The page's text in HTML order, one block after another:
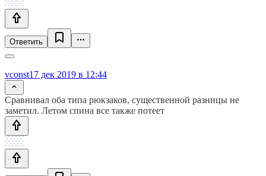
Ответить
vconst17 дек 2019 в 12:44
Сравнивал оба типа рюкзаков, существенной разницы не
заметил. Летом спина все также потеет